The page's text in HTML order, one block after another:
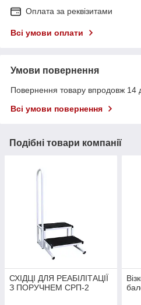
Оплата за реквізитами
Всі умови оплати
Умови повернення
Повернення товару впродовж 14
Всі умови повернення
Подібні товари компанії
СХІДЦІ ДЛЯ РЕАБІЛІТАЦІЇ
З ПОРУЧНЕМ СРП-2